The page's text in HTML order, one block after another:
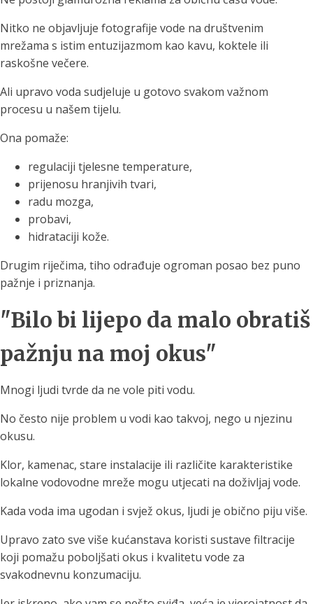
Nitko ne objavljuje fotografije vode na društvenim
mrežama s istim entuzijazmom kao kavu, koktele ili
raskošne večere.
Ali upravo voda sudjeluje u gotovo svakom važnom
procesu u našem tijelu.
Ona pomaže:
regulaciji tjelesne temperature,
prijenosu hranjivih tvari,
radu mozga,
probavi,
hidrataciji kože.
Drugim riječima, tiho odrađuje ogroman posao bez puno
pažnje i priznanja.
"Bilo bi lijepo da malo obratiš
pažnju na moj okus"
Mnogi ljudi tvrde da ne vole piti vodu.
No često nije problem u vodi kao takvoj, nego u njezinu
okusu.
Klor, kamenac, stare instalacije ili različite karakteristike
lokalne vodovodne mreže mogu utjecati na doživljaj vode.
Kada voda ima ugodan i svjež okus, ljudi je obično piju više.
Upravo zato sve više kućanstava koristi sustave filtracije
koji pomažu poboljšati okus i kvalitetu vode za
svakodnevnu konzumaciju.